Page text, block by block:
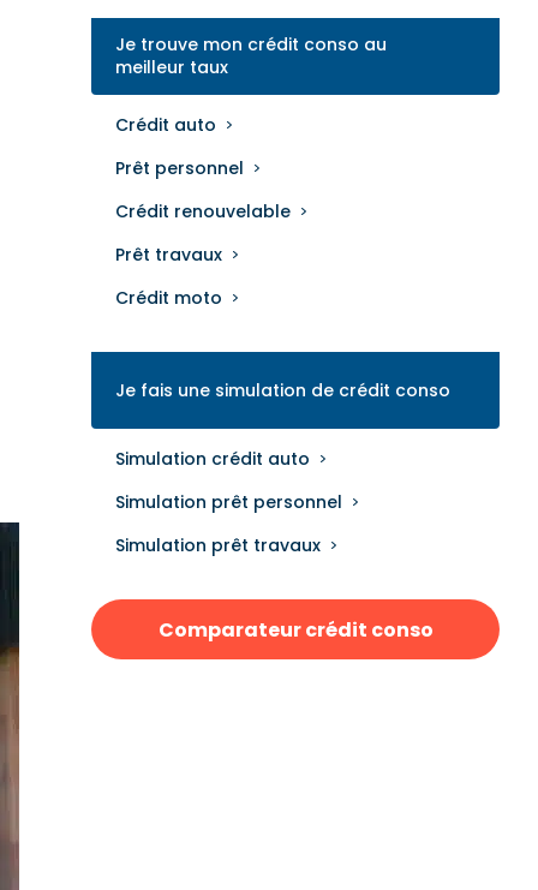
Je trouve mon crédit conso au
meilleur taux
Crédit auto
Prêt personnel
Crédit renouvelable
Prêt travaux
Crédit moto
Je fais une simulation de crédit conso
Simulation crédit auto
Simulation prêt personnel
Simulation prêt travaux
Comparateur crédit conso